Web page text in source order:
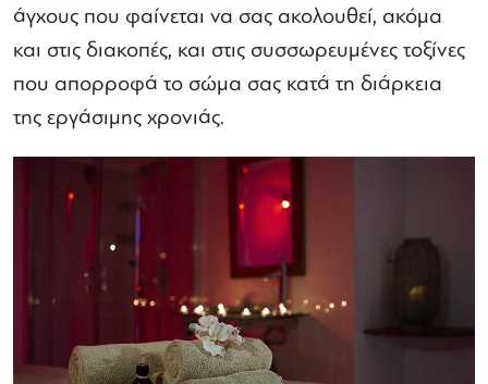
άγχους που φαίνεται να σας ακολουθεί, ακόμα
και στις διακοπές, και στις συσσωρευμένες τοξίνες
που απορροφά το σώμα σας κατά τη διάρκεια
της εργάσιμης χρονιάς.